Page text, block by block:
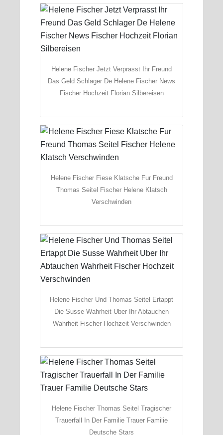
Helene Fischer Jetzt Verprasst Ihr Freund
Das Geld Schlager De Helene Fischer News
Fischer Hochzeit Florian Silbereisen
Helene Fischer Fiese Klatsche Fur Freund
Thomas Seitel Fischer Helene Klatsch
Verschwinden
Helene Fischer Und Thomas Seitel Ertappt
Die Susse Wahrheit Uber Ihr Abtauchen
Wahrheit Fischer Hochzeit Verschwinden
Helene Fischer Thomas Seitel Tragischer
Trauerfall In Der Familie Trauer Familie
Deutsche Stars